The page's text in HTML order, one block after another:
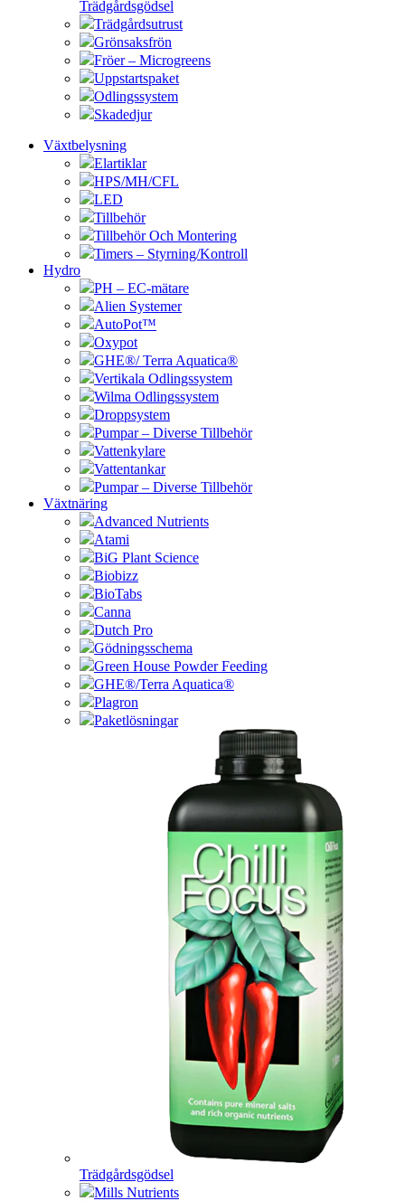
Trädgårdsgödsel
Trädgårdsutrust
Grönsaksfrön
Fröer – Microgreens
Uppstartspaket
Odlingssystem
Skadedjur
Växtbelysning
Elartiklar
HPS/MH/CFL
LED
Tillbehör
Tillbehör Och Montering
Timers – Styrning/Kontroll
Hydro
PH – EC-mätare
Alien Systemer
AutoPot™
Oxypot
GHE®/ Terra Aquatica®
Vertikala Odlingssystem
Wilma Odlingssystem
Droppsystem
Pumpar – Diverse Tillbehör
Vattenkylare
Vattentankar
Pumpar – Diverse Tillbehör
Växtnäring
Advanced Nutrients
Atami
BiG Plant Science
Biobizz
BioTabs
Canna
Dutch Pro
Gödningsschema
Green House Powder Feeding
GHE®/Terra Aquatica®
Plagron
Paketlösningar
Trädgårdsgödsel
Mills Nutrients